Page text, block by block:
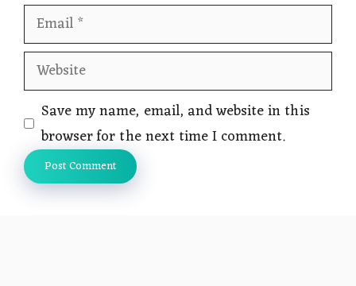
Email
Website
Save my name, email, and website in this
browser for the next time I comment.